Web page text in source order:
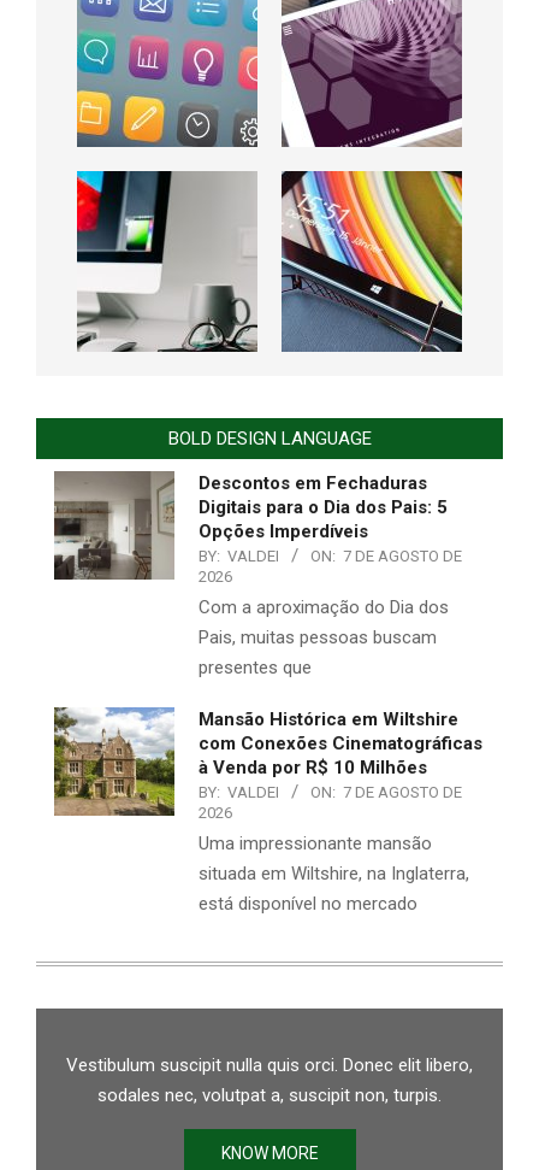
BOLD DESIGN LANGUAGE
Descontos em Fechaduras
Digitais para o Dia dos Pais: 5
Opções Imperdíveis
BY: VALDEI ON: 7 DE AGOSTO DE
2026
Com a aproximação do Dia dos
Pais, muitas pessoas buscam
presentes que
Mansão Histórica em Wiltshire
com Conexões Cinematográficas
à Venda por R$ 10 Milhões
BY: VALDEI ON: 7 DE AGOSTO DE
2026
Uma impressionante mansão
situada em Wiltshire, na Inglaterra,
está disponível no mercado
Vestibulum suscipit nulla quis orci. Donec elit libero,
sodales nec, volutpat a, suscipit non, turpis.
KNOW MORE